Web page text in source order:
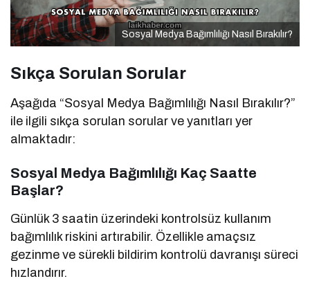
Sosyal Medya Bağımlılığı Nasıl Bırakılır?
Sıkça Sorulan Sorular
Aşağıda “Sosyal Medya Bağımlılığı Nasıl Bırakılır?”
ile ilgili sıkça sorulan sorular ve yanıtları yer
almaktadır:
Sosyal Medya Bağımlılığı Kaç Saatte
Başlar?
Günlük 3 saatin üzerindeki kontrolsüz kullanım
bağımlılık riskini artırabilir. Özellikle amaçsız
gezinme ve sürekli bildirim kontrolü davranışı süreci
hızlandırır.